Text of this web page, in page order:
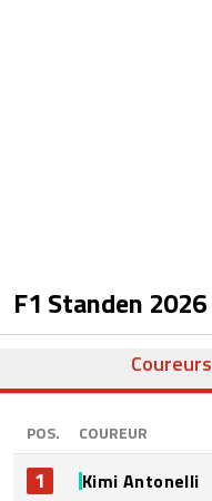
F1 Standen 2026
Coureurs
POS. COUREUR
1 Kimi Antonelli